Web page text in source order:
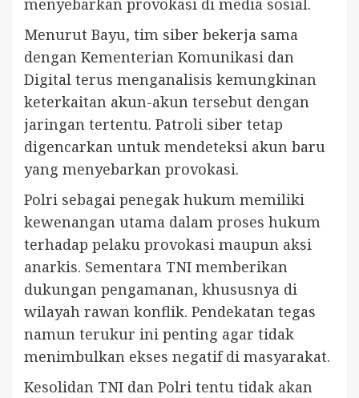
menyebarkan provokasi di media sosial.
Menurut Bayu, tim siber bekerja sama
dengan Kementerian Komunikasi dan
Digital terus menganalisis kemungkinan
keterkaitan akun-akun tersebut dengan
jaringan tertentu. Patroli siber tetap
digencarkan untuk mendeteksi akun baru
yang menyebarkan provokasi.
Polri sebagai penegak hukum memiliki
kewenangan utama dalam proses hukum
terhadap pelaku provokasi maupun aksi
anarkis. Sementara TNI memberikan
dukungan pengamanan, khususnya di
wilayah rawan konflik. Pendekatan tegas
namun terukur ini penting agar tidak
menimbulkan ekses negatif di masyarakat.
Kesolidan TNI dan Polri tentu tidak akan